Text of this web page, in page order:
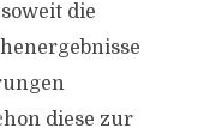
die
diese zur